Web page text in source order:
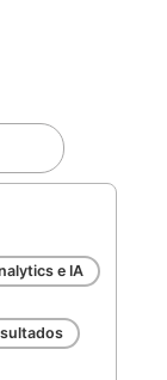
e IA